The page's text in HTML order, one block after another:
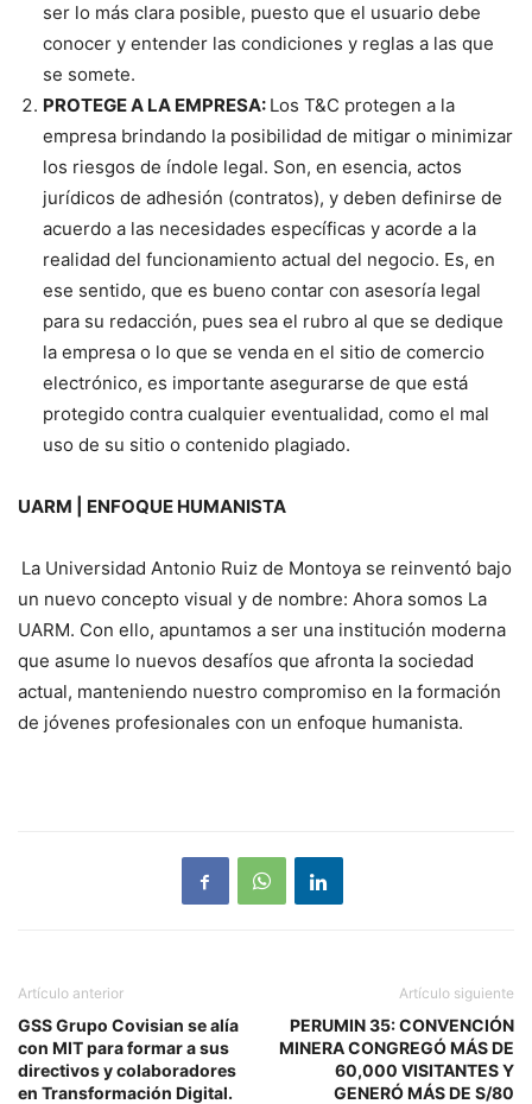
ser lo más clara posible, puesto que el usuario debe
conocer y entender las condiciones y reglas a las que
se somete.
PROTEGE A LA EMPRESA: Los T&C protegen a la
empresa brindando la posibilidad de mitigar o minimizar
los riesgos de índole legal. Son, en esencia, actos
jurídicos de adhesión (contratos), y deben definirse de
acuerdo a las necesidades específicas y acorde a la
realidad del funcionamiento actual del negocio. Es, en
ese sentido, que es bueno contar con asesoría legal
para su redacción, pues sea el rubro al que se dedique
la empresa o lo que se venda en el sitio de comercio
electrónico, es importante asegurarse de que está
protegido contra cualquier eventualidad, como el mal
uso de su sitio o contenido plagiado.
UARM | ENFOQUE HUMANISTA
La Universidad Antonio Ruiz de Montoya se reinventó bajo
un nuevo concepto visual y de nombre: Ahora somos La
UARM. Con ello, apuntamos a ser una institución moderna
que asume lo nuevos desafíos que afronta la sociedad
actual, manteniendo nuestro compromiso en la formación
de jóvenes profesionales con un enfoque humanista.
Artículo anterior
GSS Grupo Covisian se alía
con MIT para formar a sus
directivos y colaboradores
en Transformación Digital.
Artículo siguiente
PERUMIN 35: CONVENCIÓN
MINERA CONGREGÓ MÁS DE
60,000 VISITANTES Y
GENERÓ MÁS DE S/80